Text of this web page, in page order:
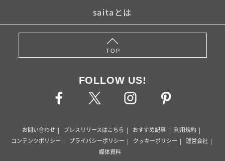
saitaとは
TOP
FOLLOW US!
お問い合わせ プレスリリースはこちら おすすめ記事
利用規約
コンテンツポリシー
プライバシーポリシー クッキーポリシー
運営会社
媒体資料